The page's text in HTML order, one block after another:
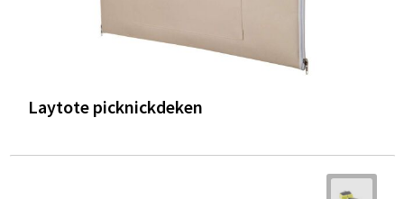
Laytote picknickdeken